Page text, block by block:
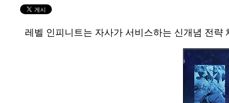
레벨 인피니트는 자사가 서비스하는 신개념 전략